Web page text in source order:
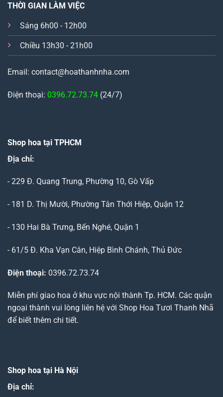
THỜI GIAN LÀM VIỆC
Sáng 6h00 - 12h00
Chiều 13h30 - 21h00
Email: contact@hoathanhnha.com
Điện thoại: 0396.72.73.74 (24/7)
Shop hoa tại TPHCM
Địa chỉ:
- 229 Đ. Quang Trung, Phường 10, Gò Vấp
- 181 D. Thị Mười, Phường Tân Thới Hiệp, Quận 12
- 130 Hai Bà Trưng, Bến Nghé, Quận 1
- 61/5 Đ. Kha Vạn Cân, Hiệp Bình Chánh, Thủ Đức
Điện thoại: 0396.72.73.74
Miễn phí giao hoa ở khu vực nội thành Tp. HCM. Các quận
ngoại thành vui lòng liên hệ với Shop Hoa Tươi Thanh Nhã
để biết thêm chi tiết.
Shop hoa tại Hà Nội
Địa chỉ: